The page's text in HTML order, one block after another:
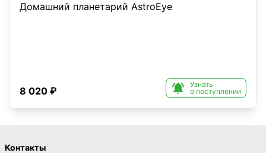
Домашний планетарий AstroEye
8 020 ₽ 
Узнать
о поступлении
Контакты